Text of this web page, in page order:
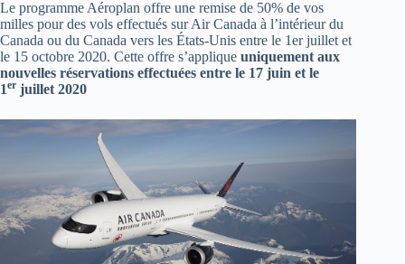
Le programme Aéroplan offre une remise de 50% de vos
milles pour des vols effectués sur Air Canada à l’intérieur du
Canada ou du Canada vers les États-Unis entre le 1er juillet et
le 15 octobre 2020. Cette offre s’applique uniquement aux
nouvelles réservations effectuées entre le 17 juin et le
1er juillet 2020